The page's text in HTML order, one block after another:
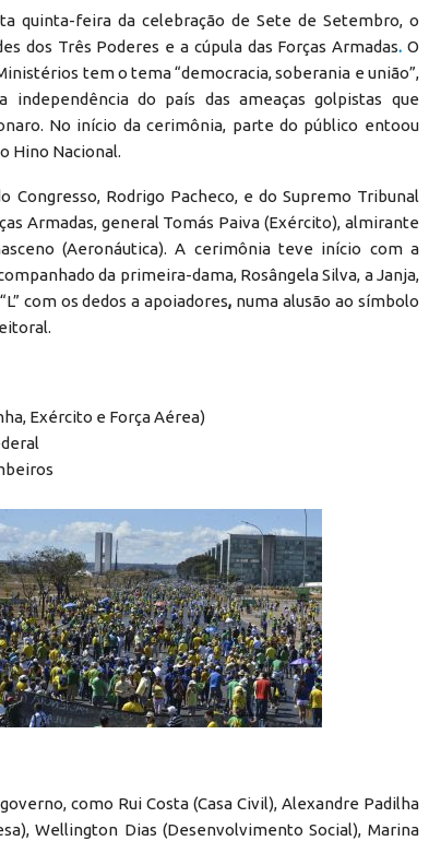
quinta-feira da celebração de Sete de Setembro, o
dos Três Poderes e a cúpula das Forças Armadas. O
tem o tema “democracia, soberania e união”,
do país das ameaças golpistas que
No início da cerimônia, parte do público entoou
Hino Nacional.
Rodrigo Pacheco, e do Supremo Tribunal
Armadas, general Tomás Paiva (Exército), almirante
(Aeronáutica). A cerimônia teve início com a
da primeira-dama, Rosângela Silva, a Janja,
com os dedos a apoiadores, numa alusão ao símbolo
Exército e Força Aérea)
como Rui Costa (Casa Civil), Alexandre Padilha
Wellington Dias (Desenvolvimento Social), Marina